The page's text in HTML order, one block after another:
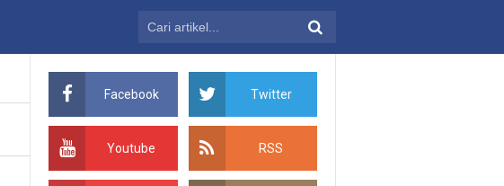
Facebook Twitter
Youtube RSS